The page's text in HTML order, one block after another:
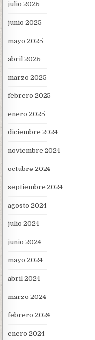
julio 2025
junio 2025
mayo 2025
abril 2025
marzo 2025
febrero 2025
enero 2025
diciembre 2024
noviembre 2024
octubre 2024
septiembre 2024
agosto 2024
julio 2024
junio 2024
mayo 2024
abril 2024
marzo 2024
febrero 2024
enero 2024